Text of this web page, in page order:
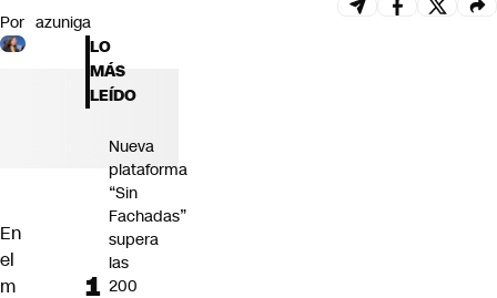
Por azuniga
En
el
m
LO
MÁS
LEÍDO
Nueva
plataforma
“Sin
Fachadas”
supera
las
200